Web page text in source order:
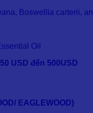
Boswellia carterii,
Oil
USD đến 500USD
EAGLEWOOD)